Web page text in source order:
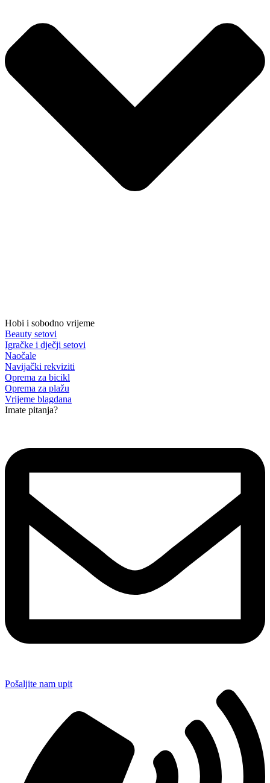
Hobi i sobodno vrijeme
Beauty setovi
Igračke i dječji setovi
Naočale
Navijački rekviziti
Oprema za bicikl
Oprema za plažu
Vrijeme blagdana
Imate pitanja?
Pošaljite nam upit